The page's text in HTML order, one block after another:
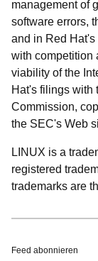
management of
software errors,
and in Red
with competition
viability of the
Hat's filings with
Commission,
the SEC's Web
LINUX is a
registered
trademarks are
Feed abonnieren